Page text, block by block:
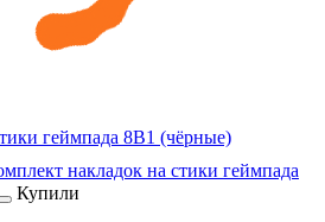
геймпада 8В1 (чёрные)
накладок на стики геймпада
Купили